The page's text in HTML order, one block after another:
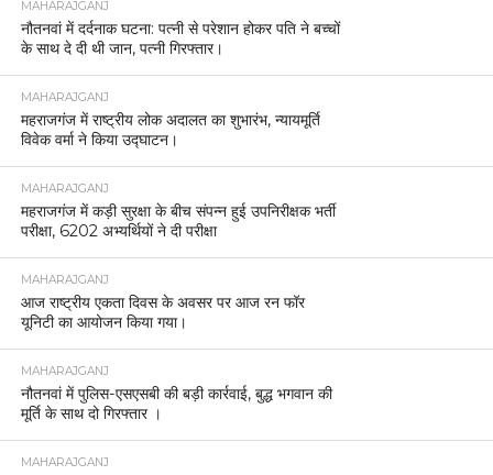
MAHARAJGANJ
नौतनवां में दर्दनाक घटना: पत्नी से परेशान होकर पति ने बच्चों
के साथ दे दी थी जान, पत्नी गिरफ्तार।
MAHARAJGANJ
महराजगंज में राष्ट्रीय लोक अदालत का शुभारंभ, न्यायमूर्ति
विवेक वर्मा ने किया उद्घाटन।
MAHARAJGANJ
महराजगंज में कड़ी सुरक्षा के बीच संपन्न हुई उपनिरीक्षक भर्ती
परीक्षा, 6202 अभ्यर्थियों ने दी परीक्षा
MAHARAJGANJ
आज राष्ट्रीय एकता दिवस के अवसर पर आज रन फॉर
यूनिटी का आयोजन किया गया।
MAHARAJGANJ
नौतनवां में पुलिस-एसएसबी की बड़ी कार्रवाई, बुद्ध भगवान की
मूर्ति के साथ दो गिरफ्तार ।
MAHARAJGANJ